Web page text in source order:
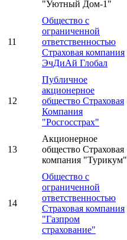
"Уютный Дом-1"
11
Общество с
ограниченной
ответственностью
Страховая компания
ЭчДиАй Глобал
12
Публичное
акционерное
общество Страховая
Компания
"Росгосстрах"
13
Акционерное
общество Страховая
компания "Турикум"
14
Общество с
ограниченной
ответственностью
Страховая компания
"Газпром
страхование"